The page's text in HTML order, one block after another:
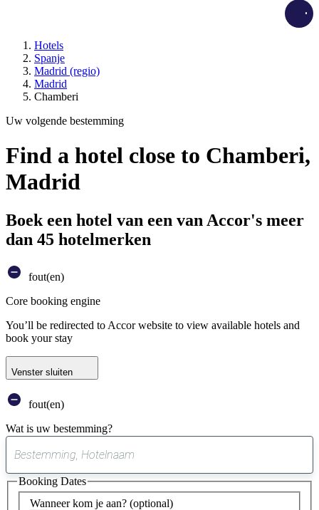
Hotels
Spanje
Madrid (regio)
Madrid
Chamberi
Uw volgende bestemming
Find a hotel close to Chamberi,
Madrid
Boek een hotel van een van Accor's meer
dan 45 hotelmerken
fout(en)
Core booking engine
You’ll be redirected to Accor website to view available hotels and
book your stay
Venster sluiten
fout(en)
Wat is uw bestemming?
suggestie
gevonden
Wanneer kom je aan? (optional)
Booking Dates